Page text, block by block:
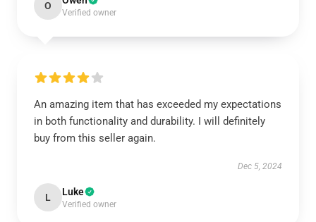
O
Verified owner
An amazing item that has exceeded my expectations
in both functionality and durability. I will definitely
buy from this seller again.
Dec 5, 2024
L Luke
Verified owner